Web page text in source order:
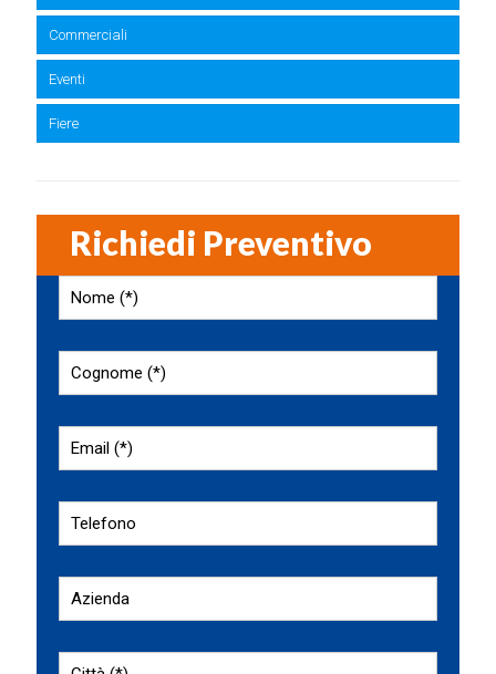
Commerciali
Eventi
Fiere
Richiedi Preventivo